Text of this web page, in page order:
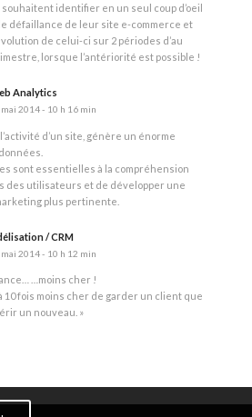
identifier en un seul coup d’oeil
défaillance de leur site e-commerce et
de celui-ci sur 2 périodes d’au
lorsque l’antériorité est possible !
Analytics
2014 - 10 h 16 min
d’un site, génère un énorme
sont essentielles à la compréhension
des utilisateurs et de développer une
plus pertinente.
/ CRM
2014 - 10 h 12 min
…moins cher !
10 fois moins cher de garder un client que
un nouveau. »